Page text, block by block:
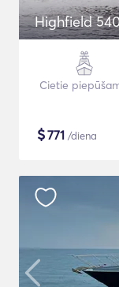
Highfield
Cietie
$771 /diena